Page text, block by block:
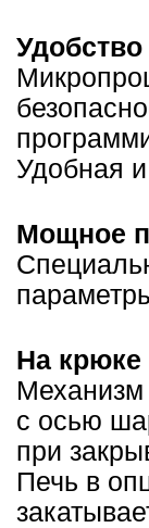
Удобство
Удобная
Мощное
На крюке
Механизм
с осью
при
Печь в